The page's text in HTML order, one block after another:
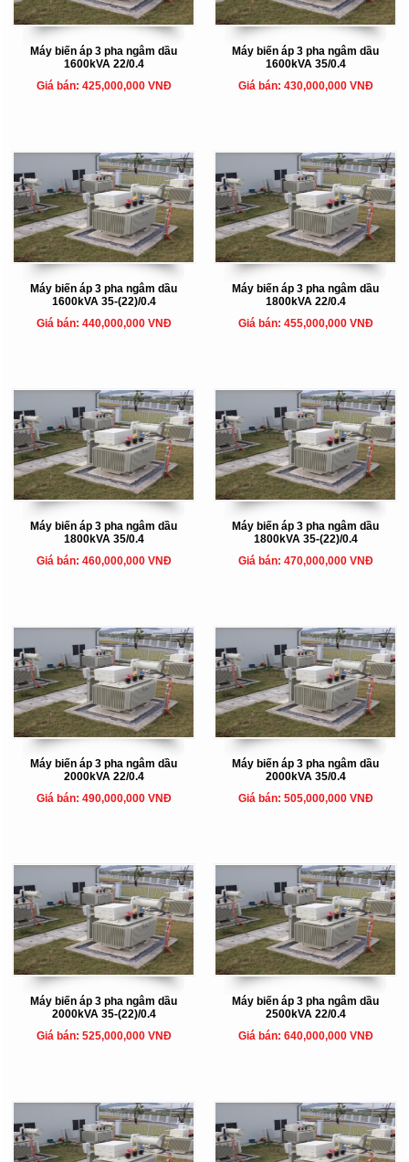
Máy biến áp 3 pha ngâm dầu
1600kVA 22/0.4
Giá bán: 425,000,000 VNĐ
Máy biến áp 3 pha ngâm dầu
1600kVA 35/0.4
Giá bán: 430,000,000 VNĐ
Máy biến áp 3 pha ngâm dầu
1600kVA 35-(22)/0.4
Giá bán: 440,000,000 VNĐ
Máy biến áp 3 pha ngâm dầu
1800kVA 22/0.4
Giá bán: 455,000,000 VNĐ
Máy biến áp 3 pha ngâm dầu
1800kVA 35/0.4
Giá bán: 460,000,000 VNĐ
Máy biến áp 3 pha ngâm dầu
1800kVA 35-(22)/0.4
Giá bán: 470,000,000 VNĐ
Máy biến áp 3 pha ngâm dầu
2000kVA 22/0.4
Giá bán: 490,000,000 VNĐ
Máy biến áp 3 pha ngâm dầu
2000kVA 35/0.4
Giá bán: 505,000,000 VNĐ
Máy biến áp 3 pha ngâm dầu
2000kVA 35-(22)/0.4
Giá bán: 525,000,000 VNĐ
Máy biến áp 3 pha ngâm dầu
2500kVA 22/0.4
Giá bán: 640,000,000 VNĐ